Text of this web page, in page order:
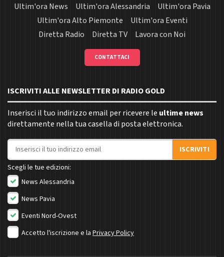
Ultim'ora News
Ultim'ora Alessandria
Ultim'ora Pavia
Ultim'ora Alto Piemonte
Ultim'ora Eventi
Diretta Radio
Diretta TV Lavora con Noi
CONTATTACI
ISCRIVITI ALLE NEWSLETTER DI RADIO GOLD
Inserisci il tuo indirizzo email per ricevere le ultime news
direttamente nella tua casella di posta elettronica.
Indirizzo email
ISCRIVITI
Scegli le tue edizioni:
News Alessandria
News Pavia
Eventi Nord-Ovest
Accetto l'iscrizione e la Privacy Policy